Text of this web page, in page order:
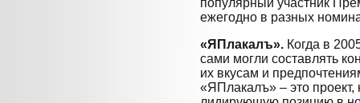
ежегодно в разных
«ЯПлакалъ». Когда в
сами могли составлять
их вкусам и
«ЯПлакалъ» – это